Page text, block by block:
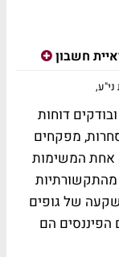
חשבון
דוחות
מפקחים
אחת המשימות
מהתקשורתיות
של גופים
הפיננסים הם